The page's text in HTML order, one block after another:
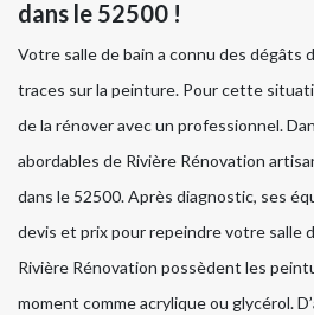
dans le 52500 !
Votre salle de bain a connu des dégâts
traces sur la peinture. Pour cette
de la rénover avec un professionnel.
abordables de Rivière Rénovation
dans le 52500. Après diagnostic, ses
devis et prix pour repeindre votre salle
Rivière Rénovation possèdent les
moment comme acrylique ou glycérol.